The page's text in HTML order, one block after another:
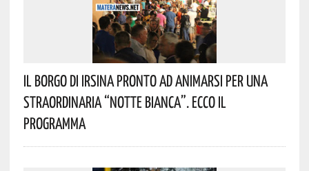
Il Borgo Di Irsina Pronto Ad Animarsi Per Una
Straordinaria “Notte Bianca”. Ecco Il
Programma